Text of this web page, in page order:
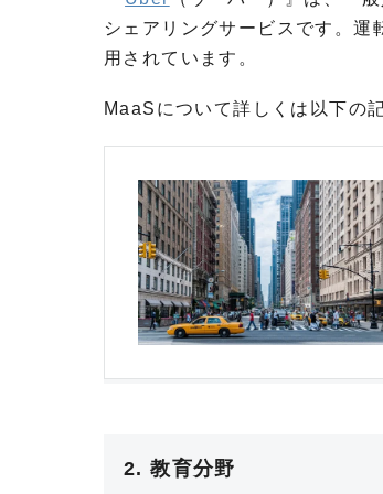
シェアリングサービスです。
用されています。
MaaSについて詳しくは以下の
2. 教育分野